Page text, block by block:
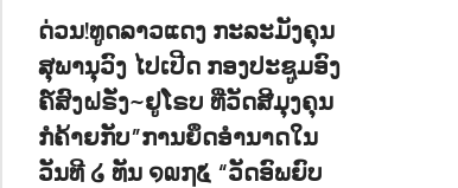
ດ່ວນ!ທູດລາວແດງ ກະລະມັງຄຸນ
ສຸພານຸວົງ ໄປເປີດ ກອງປະຊູມອົງ
ຄ໌ສົງຝຣັ່ງ~ຢູໂຣບ ທີ່ວັດສີມຸງຄຸນ
ກໍຄ້າຍກັບ”ການຍຶດອຳນາດໃນ
ວັນທີ ໒ ທັນ ໑໙໗໕ “ວັດອົພຍົບ